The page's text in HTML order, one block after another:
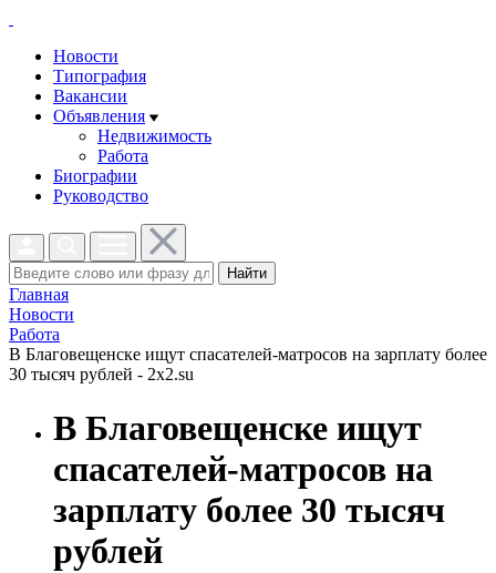
Новости
Типография
Вакансии
Объявления
Недвижимость
Работа
Биографии
Руководство
Найти
Главная
Новости
Работа
В Благовещенске ищут спасателей-матросов на зарплату более
30 тысяч рублей - 2x2.su
В Благовещенске ищут
спасателей-матросов на
зарплату более 30 тысяч
рублей